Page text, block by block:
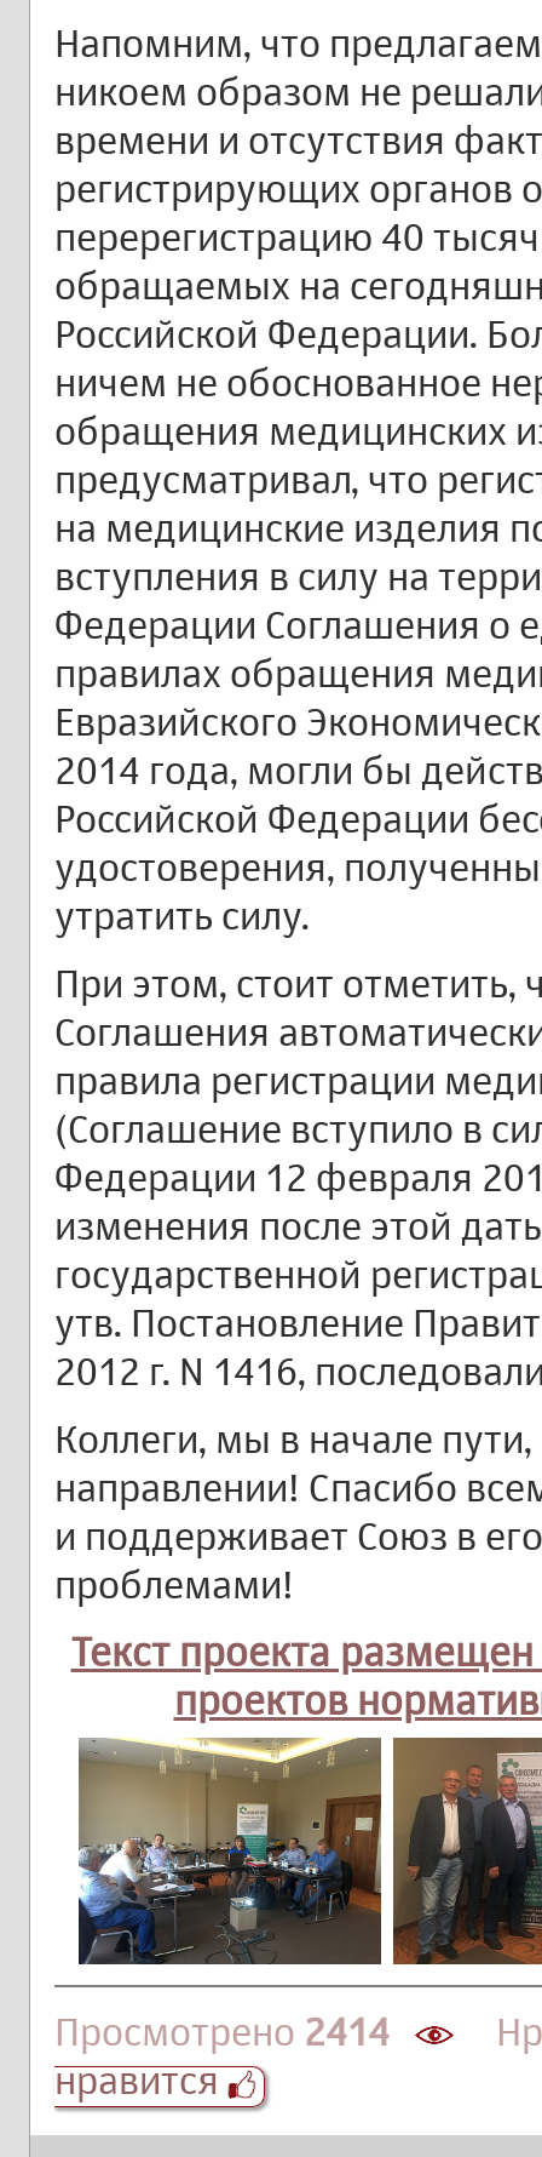
Напомним, что
никоем образом не
времени и отсутствия
регистрирующих органов
перерегистрацию 40
обращаемых на
Российской Федерации.
ничем не обоснованное
обращения медицинских
предусматривал, что
на медицинские изделия
вступления в силу на
Федерации Соглашения о
правилах обращения
Евразийского
2014 года, могли бы
Российской Федерации
удостоверения,
утратить силу.
При этом, стоит отметить,
Соглашения
правила регистрации
(Соглашение вступило в
Федерации 12 февраля
изменения после этой
государственной
утв. Постановление
2012 г. N 1416,
Коллеги, мы в начале
направлении! Спасибо
и поддерживает Союз в
проблемами!
Текст проекта
проектов
Просмотрено 2414
нравится